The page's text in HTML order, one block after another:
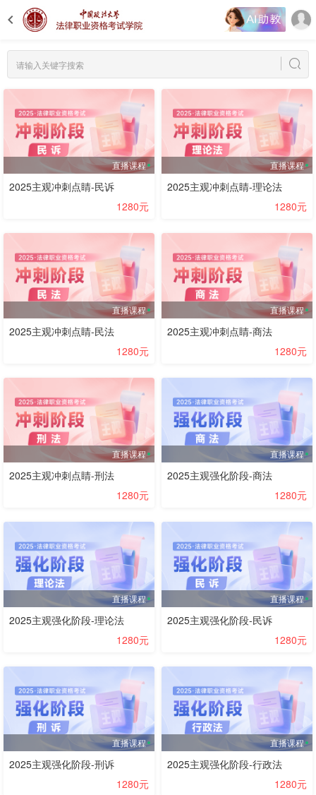
直播课程
2025主观冲刺点睛-民诉
1280元
直播课程
2025主观冲刺点睛-理论法
1280元
直播课程
2025主观冲刺点睛-民法
1280元
直播课程
2025主观冲刺点睛-商法
1280元
直播课程
2025主观冲刺点睛-刑法
1280元
直播课程
2025主观强化阶段-商法
1280元
直播课程
2025主观强化阶段-理论法
1280元
直播课程
2025主观强化阶段-民诉
1280元
直播课程
2025主观强化阶段-刑诉
1280元
直播课程
2025主观强化阶段-行政法
1280元